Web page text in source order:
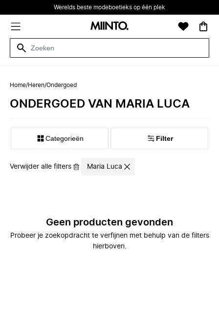
Werelds beste modeboetieks op één plek
Home/Heren/Ondergoed
ONDERGOED VAN MARIA LUCA
Categorieën Filter
Verwijder alle filters Maria Luca
Geen producten gevonden
Probeer je zoekopdracht te verfijnen met behulp van de filters
hierboven.